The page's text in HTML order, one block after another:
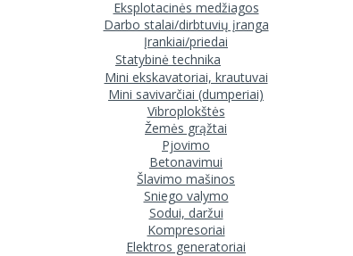
Eksplotacinės medžiagos
Darbo stalai/dirbtuvių įranga
Įrankiai/priedai
Statybinė technika
Mini ekskavatoriai, krautuvai
Mini savivarčiai (dumperiai)
Vibroplokštės
Žemės grąžtai
Pjovimo
Betonavimui
Šlavimo mašinos
Sniego valymo
Sodui, daržui
Kompresoriai
Elektros generatoriai